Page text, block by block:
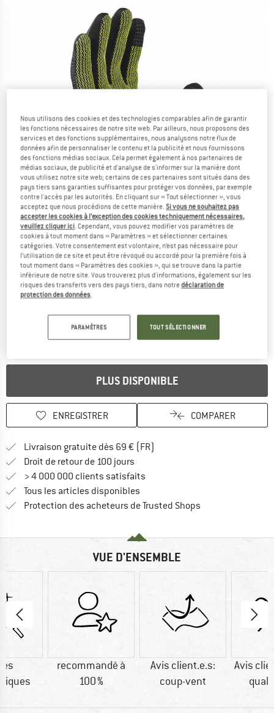
Photos détaillées
PLUS DISPONIBLE
ENREGISTRER COMPARER
Livraison gratuite dès 69 € (FR)
Droit de retour de 100 jours
> 4 000 000 clients satisfaits
Tous les articles disponibles
Protection des acheteurs de Trusted Shops
VUE D'ENSEMBLE
recommandé à
100 %
Avis client.e.s:
coup-vent
Avis
Nous utilisons des cookies et des technologies comparables afin de garantir
les fonctions nécessaires de notre site web. Par ailleurs, nous proposons des
services et des fonctions supplémentaires, nous analysons notre flux de
données afin de personnaliser le contenu et la publicité et nous fournissons
des fonctions médias sociaux. Cela permet également à nos partenaires de
médias sociaux, de publicité et d'analyse de s'informer sur la manière dont
vous utilisez notre site web; certains de ces partenaires sont situés dans des
pays tiers sans garanties suffisantes pour protéger vos données, par exemple
contre l'accès par les autorités. En cliquant sur « Tout sélectionner », vous
acceptez que nous procédions de cette manière.Si vous ne souhaitez pas
accepter les cookies à l’exception des cookies techniquement nécessaires,
veuillez cliquer ici. Cependant, vous pouvez modifier vos paramètres de
cookies à tout moment dans « Paramètres » et sélectionner certaines
catégories. Votre consentement est volontaire, n’est pas nécessaire pour
l’utilisation de ce site et peut être révoqué ou accordé pour la première fois à
tout moment dans « Paramètres des cookies », qui se trouve dans la partie
inférieure de notre site. Vous trouverez plus d'informations, également sur les
risques des transferts vers des pays tiers, dans notredéclaration de
protection des données.
PARAMÈTRES TOUT SÉLECTIONNER